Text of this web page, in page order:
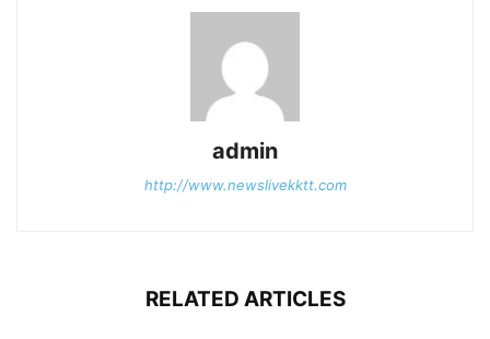
admin
http://www.newslivekktt.com
RELATED ARTICLES